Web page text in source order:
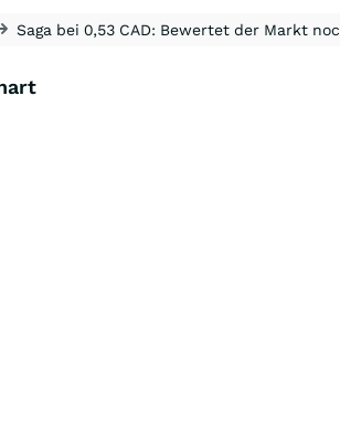
Saga bei 0,53 CAD: Bewertet der Markt